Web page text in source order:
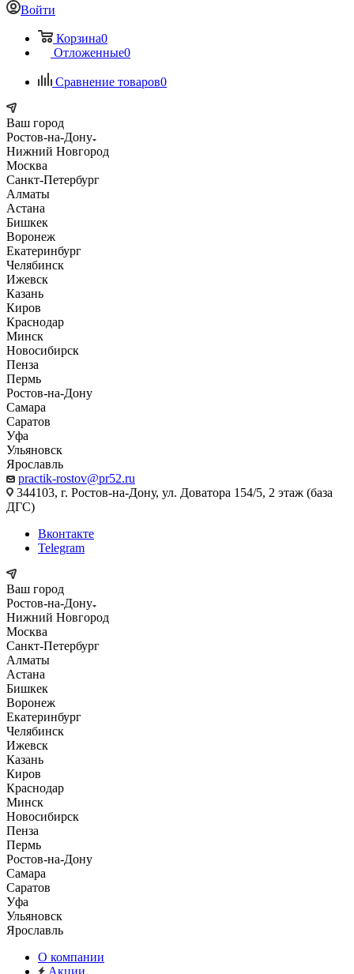
Войти
Корзина0
Отложенные0
Сравнение товаров0
Ваш город
Ростов-на-Дону
Нижний Новгород
Москва
Санкт-Петербург
Алматы
Астана
Бишкек
Воронеж
Екатеринбург
Челябинск
Ижевск
Казань
Киров
Краснодар
Минск
Новосибирск
Пенза
Пермь
Ростов-на-Дону
Самара
Саратов
Уфа
Ульяновск
Ярославль
practik-rostov@pr52.ru
344103, г. Ростов-на-Дону, ул. Доватора 154/5, 2 этаж (база
ДГС)
Вконтакте
Telegram
Ваш город
Ростов-на-Дону
Нижний Новгород
Москва
Санкт-Петербург
Алматы
Астана
Бишкек
Воронеж
Екатеринбург
Челябинск
Ижевск
Казань
Киров
Краснодар
Минск
Новосибирск
Пенза
Пермь
Ростов-на-Дону
Самара
Саратов
Уфа
Ульяновск
Ярославль
О компании
Акции